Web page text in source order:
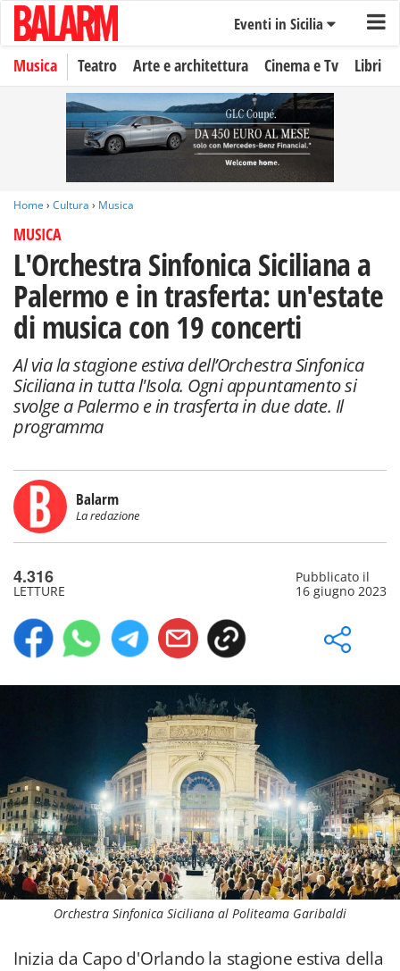
Eventi in Sicilia
Musica Teatro Arte e architettura Cinema e Tv Libri
Home › Cultura › Musica
MUSICA
L'Orchestra Sinfonica Siciliana a
Palermo e in trasferta: un'estate
di musica con 19 concerti
Al via la stagione estiva dell’Orchestra Sinfonica
Siciliana in tutta l'Isola. Ogni appuntamento si
svolge a Palermo e in trasferta in due date. Il
programma
Balarm
La redazione
4.316
LETTURE
Pubblicato il
16 giugno 2023
Orchestra Sinfonica Siciliana al Politeama Garibaldi
Inizia da Capo d'Orlando la stagione estiva della